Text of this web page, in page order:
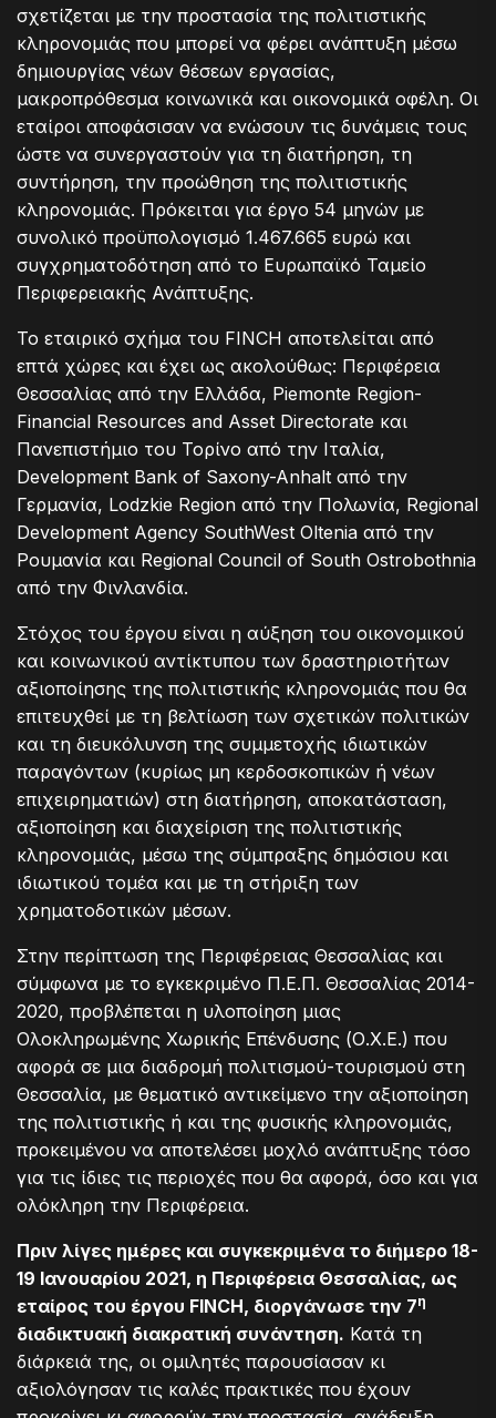
σχετίζεται με την προστασία της πολιτιστικής
κληρονομιάς που μπορεί να φέρει ανάπτυξη μέσω
δημιουργίας νέων θέσεων εργασίας,
μακροπρόθεσμα κοινωνικά και οικονομικά οφέλη. Οι
εταίροι αποφάσισαν να ενώσουν τις δυνάμεις τους
ώστε να συνεργαστούν για τη διατήρηση, τη
συντήρηση, την προώθηση της πολιτιστικής
κληρονομιάς. Πρόκειται για έργο 54 μηνών με
συνολικό προϋπολογισμό 1.467.665 ευρώ και
συγχρηματοδότηση από το Ευρωπαϊκό Ταμείο
Περιφερειακής Ανάπτυξης.
Το εταιρικό σχήμα του FINCH αποτελείται από
επτά χώρες και έχει ως ακολούθως: Περιφέρεια
Θεσσαλίας από την Ελλάδα, Piemonte Region-
Financial Resources and Asset Directorate και
Πανεπιστήμιο του Τορίνο από την Ιταλία,
Development Bank of Saxony-Anhalt από την
Γερμανία, Lodzkie Region από την Πολωνία, Regional
Development Agency SouthWest Oltenia από την
Ρουμανία και Regional Council of South Ostrobothnia
από την Φινλανδία.
Στόχος του έργου είναι η αύξηση του οικονομικού
και κοινωνικού αντίκτυπου των δραστηριοτήτων
αξιοποίησης της πολιτιστικής κληρονομιάς που θα
επιτευχθεί με τη βελτίωση των σχετικών πολιτικών
και τη διευκόλυνση της συμμετοχής ιδιωτικών
παραγόντων (κυρίως μη κερδοσκοπικών ή νέων
επιχειρηματιών) στη διατήρηση, αποκατάσταση,
αξιοποίηση και διαχείριση της πολιτιστικής
κληρονομιάς, μέσω της σύμπραξης δημόσιου και
ιδιωτικού τομέα και με τη στήριξη των
χρηματοδοτικών μέσων.
Στην περίπτωση της Περιφέρειας Θεσσαλίας και
σύμφωνα με το εγκεκριμένο Π.Ε.Π. Θεσσαλίας 2014-
2020, προβλέπεται η υλοποίηση μιας
Ολοκληρωμένης Χωρικής Επένδυσης (Ο.Χ.Ε.) που
αφορά σε μια διαδρομή πολιτισμού-τουρισμού στη
Θεσσαλία, με θεματικό αντικείμενο την αξιοποίηση
της πολιτιστικής ή και της φυσικής κληρονομιάς,
προκειμένου να αποτελέσει μοχλό ανάπτυξης τόσο
για τις ίδιες τις περιοχές που θα αφορά, όσο και για
ολόκληρη την Περιφέρεια.
Πριν λίγες ημέρες και συγκεκριμένα το διήμερο 18-
19 Ιανουαρίου 2021, η Περιφέρεια Θεσσαλίας, ως
εταίρος του έργου FINCH, διοργάνωσε την 7η
διαδικτυακή διακρατική συνάντηση. Κατά τη
διάρκειά της, οι ομιλητές παρουσίασαν κι
αξιολόγησαν τις καλές πρακτικές που έχουν